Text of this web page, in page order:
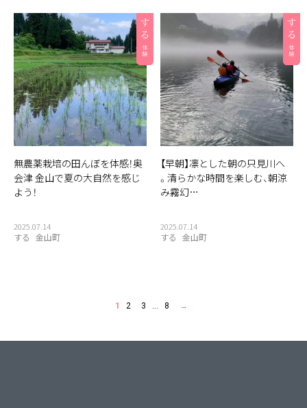
無農薬栽培の田んぼを体感！奥
会津 金山で夏の大自然を感じ
よう！
2025.07.14
する 金山町
【早朝】凛とした朝の只見川へ
。清らかな時間を楽しむ、朝涼
み霧幻…
2025.07.14
する 金山町
1 2 3 8 →